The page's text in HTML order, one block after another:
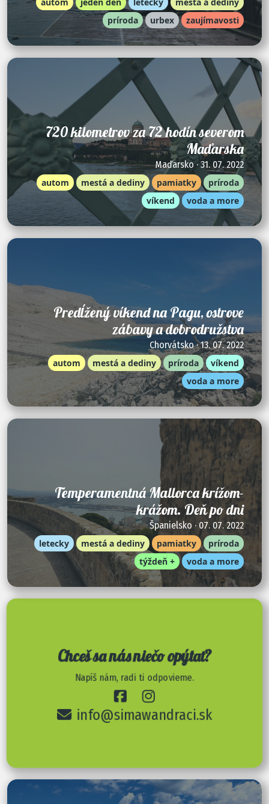
Chceš sa nás niečo opýtať?
Napíš nám, radi ti odpovieme.
info@simawandraci.sk
príroda
urbex zaujímavosti
720 kilometrov za 72 hodín severom
Maďarska
Maďarsko · 31. 07. 2022
autom
mestá a dediny pamiatky
príroda
víkend
voda a more
Predĺžený víkend na Pagu, ostrove
zábavy a dobrodružstva
Chorvátsko · 13. 07. 2022
autom
mestá a dediny príroda
víkend
voda a more
Temperamentná Mallorca krížom-
krážom. Deň po dni
Španielsko · 07. 07. 2022
letecky
mestá a dediny pamiatky
príroda
týždeň +
voda a more